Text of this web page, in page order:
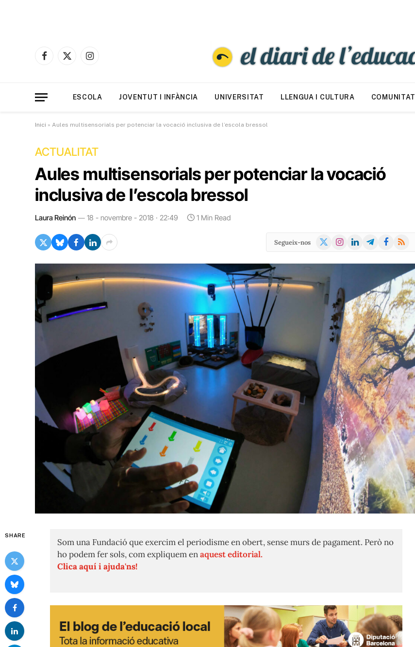
Facebook
X
Instagram
ESCOLA JOVENTUT I INFÀNCIA UNIVERSITAT LLENGUA I CULTURA COMUNITAT
Inici » Aules multisensorials per potenciar la vocació inclusiva de l’escola bressol
ACTUALITAT
Aules multisensorials per potenciar la vocació
inclusiva de l’escola bressol
Laura Reinón 18 - novembre - 2018 · 22:49 1 Min Read
Segueix-nos
X
Instagram
LinkedInTelegramFacebook
RSS
SHARE
Som una Fundació que exercim el periodisme en obert, sense murs de pagament. Però no
ho podem fer sols, com expliquem enaquest editorial.
Clica aquí i ajuda'ns!